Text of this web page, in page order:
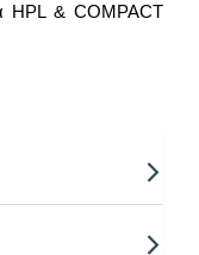
HPL & COMPACT